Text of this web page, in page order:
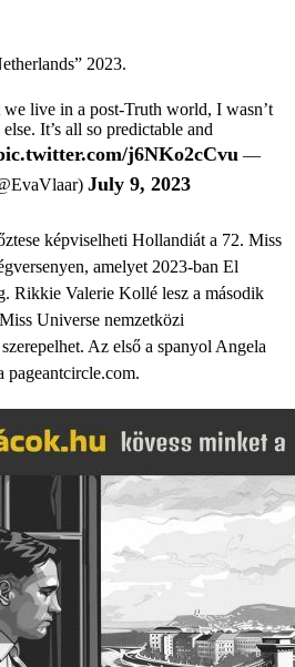
2023.
live in a post-Truth world, I wasn’t
It’s all so predictable and
j6NKo2cCvu —
July 9, 2023
képviselheti Hollandiát a 72. Miss
amelyet 2023-ban El
Rikkie Valerie Kollé lesz a második
Universe nemzetközi
Az első a spanyol Angela
pageantcircle.com.